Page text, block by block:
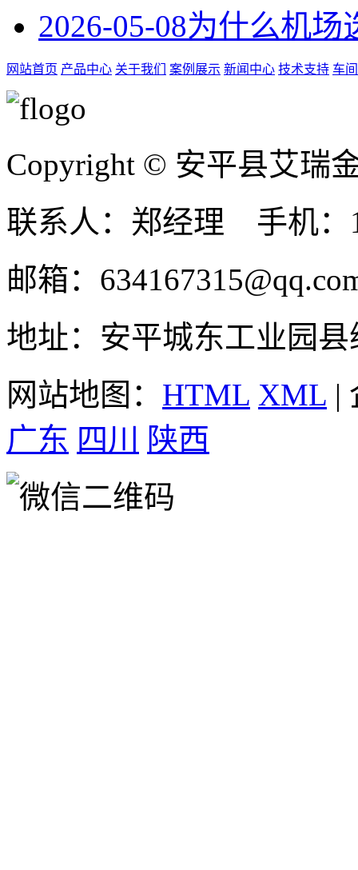
2026-05-08为什么机场
网站首页 产品中心 关于我们 案例展示 新闻中心 技术支持 车
Copyright © 安平县艾瑞
联系人：郑经理 手机：
邮箱：
地址：安平城东工业园县
网站地图： HTML XML |
广东 四川 陕西